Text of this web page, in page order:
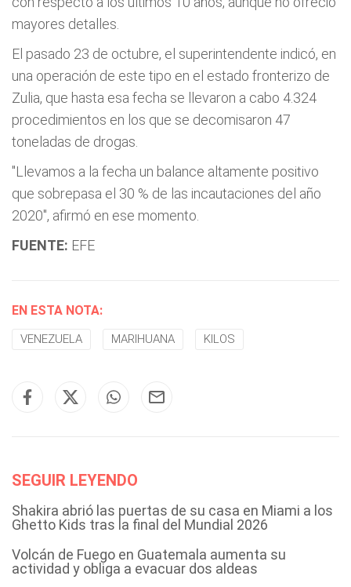
mayores detalles.
El pasado 23 de octubre, el superintendente indicó, en
una operación de este tipo en el estado fronterizo de
Zulia, que hasta esa fecha se llevaron a cabo 4.324
procedimientos en los que se decomisaron 47
toneladas de drogas.
"Llevamos a la fecha un balance altamente positivo
que sobrepasa el 30 % de las incautaciones del año
2020", afirmó en ese momento.
FUENTE: EFE
EN ESTA NOTA:
VENEZUELA MARIHUANA KILOS
SEGUIR LEYENDO
Shakira abrió las puertas de su casa en Miami a los
Ghetto Kids tras la final del Mundial 2026
Volcán de Fuego en Guatemala aumenta su
actividad y obliga a evacuar dos aldeas